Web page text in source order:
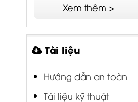
Xem thêm >
Tài liệu
Hướng dẫn an toàn
Tài liệu kỹ thuật